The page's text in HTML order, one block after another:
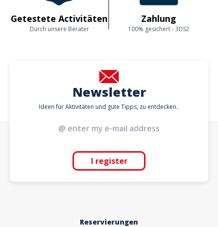
Getestete Activitäten
Durch unsere Berater
Zahlung
100% gesichert - 3DS2
Newsletter
Ideen für Aktivitäten und gute Tipps, zu entdecken..
I register
Reservierungen